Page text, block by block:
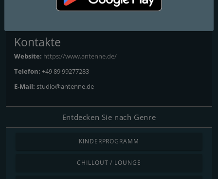
: Online
Kontakte
Website: https://www.antenne.de/
Telefon: +49 89 99277283
E-Mail: studio@antenne.de
Entdecken Sie nach Genre
KINDERPROGRAMM
CHILLOUT / LOUNGE